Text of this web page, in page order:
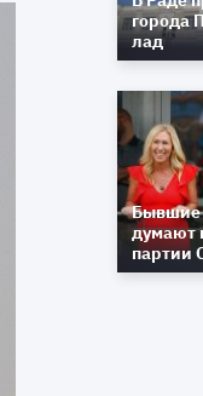
города
лад
Бывшие
думают
партии